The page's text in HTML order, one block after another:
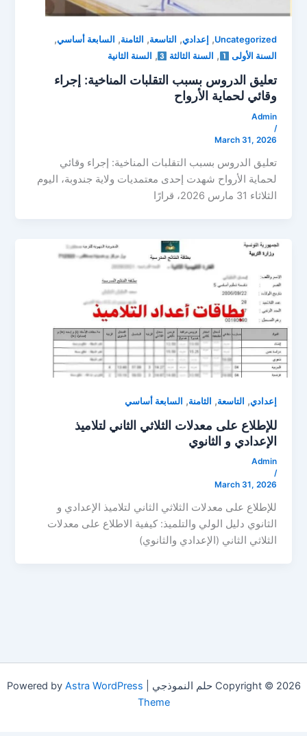
Uncategorized
, إعدادي, التاسعة, الثامنة, السابعة أساسي,
السنة الأولى , السنة الثالثة , السنة الثانية
تعليق الدروس بسبب التقلبات المناخية: إجراء
وقائي لحماية الأرواح
Admin
/
March 31, 2026
تعليق الدروس بسبب التقلبات المناخية: إجراء وقائي
لحماية الأرواح شهدت إحدى معتمديات ولاية جندوبة، اليوم
الثلاثاء 31 مارس 2026، قرارًا
إعدادي, التاسعة, الثامنة, السابعة أساسي
للإطلاع على معدلات الثلاثي الثاني لتلاميذ
الإعدادي و الثانوي
Admin
/
March 31, 2026
للإطلاع على معدلات الثلاثي الثاني لتلاميذ الإعدادي و
الثانوي دليل الولي والتلميذ: كيفية الاطلاع على معدلات
الثلاثي الثاني (الإعدادي والثانوي)
Copyright © 2026 حلم النموذجي | Powered by
Astra WordPress
Theme